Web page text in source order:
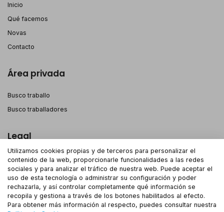
Inicio
Qué facemos
Novas
Contacto
Área privada
Busco traballo
Busco traballadores
Legal
Aviso legal
Política de privacidade
Política de cookies
Utilizamos cookies propias y de terceros para personalizar el
contenido de la web, proporcionarle funcionalidades a las redes
sociales y para analizar el tráfico de nuestra web. Puede aceptar el
uso de esta tecnología o administrar su configuración y poder
rechazarla, y así controlar completamente qué información se
recopila y gestiona a través de los botones habilitados al efecto.
Para obtener más información al respecto, puedes consultar nuestra